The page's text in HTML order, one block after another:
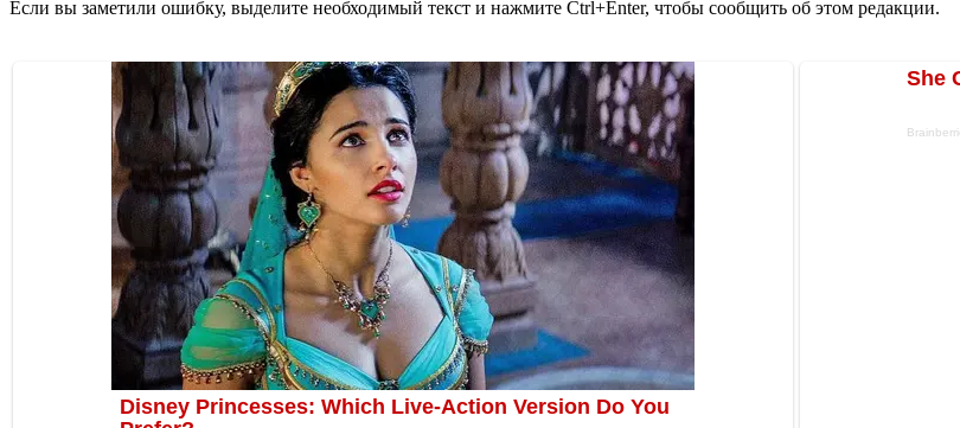
Если вы заметили ошибку, выделите необходимый текст и нажмите Ctrl+Enter, чтобы сообщить об этом редакции.